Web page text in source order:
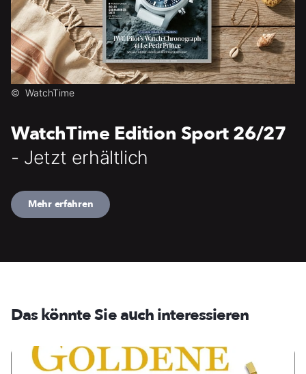
© WatchTime
WatchTime Edition Sport 26/27
- Jetzt erhältlich
Mehr erfahren
Das könnte Sie auch interessieren